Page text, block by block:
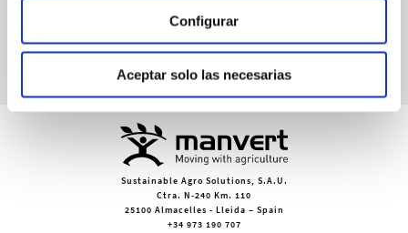
Configurar
Aceptar solo las necesarias
Sustainable Agro Solutions, S.A.U.
Ctra. N-240 Km. 110
25100 Almacelles - Lleida – Spain
+34 973 190 707